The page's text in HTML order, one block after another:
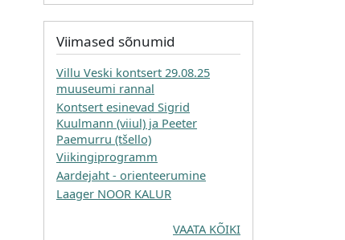
Viimased sõnumid
Villu Veski kontsert 29.08.25
muuseumi rannal
Kontsert esinevad Sigrid
Kuulmann (viiul) ja Peeter
Paemurru (tšello)
Viikingiprogramm
Aardejaht - orienteerumine
Laager NOOR KALUR
VAATA KÕIKI